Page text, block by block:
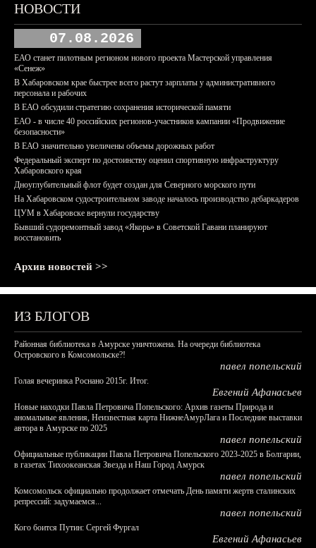
НОВОСТИ
07.08.2026
ЕАО станет пилотным регионом нового проекта Мастерской управления
«Сенеж»
В Хабаровском крае быстрее всего растут зарплаты у административного
персонала и рабочих
В ЕАО обсудили стратегию сохранения исторической памяти
ЕАО - в числе 40 российских регионов-участников кампании «Продвижение
безопасности»
В ЕАО значительно увеличены объемы дорожных работ
Федеральный эксперт по достоинству оценил спортивную инфраструктуру
Хабаровского края
Дноуглубительный флот будет создан для Северного морского пути
На Хабаровском судостроительном заводе началось производство дебаркадеров
ЦУМ в Хабаровске вернули государству
Бывший судоремонтный завод «Якорь» в Советской Гавани планируют
восстановить
Архив новостей >>
ИЗ БЛОГОВ
Районная библиотека в Амурске уничтожена. На очереди библиотека
Островского в Комсомольске?!
павел попельский
Голая вечеринка Роснано 2015г. Итог.
Евгений Афанасьев
Новые находки Павла Петровича Попельского: Архив газеты Природа и
аномальные явления, Неизвестная карта НижнеАмурЛага и Последние выставки
автора в Амурске по 2025
павел попельский
Официальные публикации Павла Петровича Попельского 2023-2025 в Болгарии,
в газетах Тихоокеанская Звезда и Наш Город Амурск
павел попельский
Комсомольск официально продолжает отмечать День памяти жертв сталинских
репрессий: задумаемся...
павел попельский
Кого боится Путин: Сергей Фургал
Евгений Афанасьев